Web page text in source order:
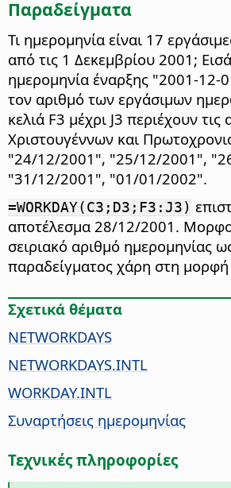
Παραδείγματα
Τι ημερομηνία είναι 17
από τις 1 Δεκεμβρίου 2001;
ημερομηνία έναρξης "2001-12-
τον αριθμό των εργάσιμων
κελιά F3 μέχρι J3 περιέχουν
Χριστουγέννων και
"24/12/2001", "25/12/2001",
"31/12/2001", "01/01/2002".
=WORKDAY(C3;D3;F3:J3)
αποτέλεσμα 28/12/2001.
σειριακό αριθμό ημερομηνίας
παραδείγματος χάρη στη
Σχετικά θέματα
NETWORKDAYS
NETWORKDAYS.INTL
WORKDAY.INTL
Συναρτήσεις ημερομηνίας
Τεχνικές πληροφορίες